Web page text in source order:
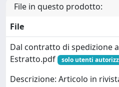
File in questo prodotto:
File
Dal contratto di spedizione
Estratto.pdf
solo utenti
Descrizione: Articolo in